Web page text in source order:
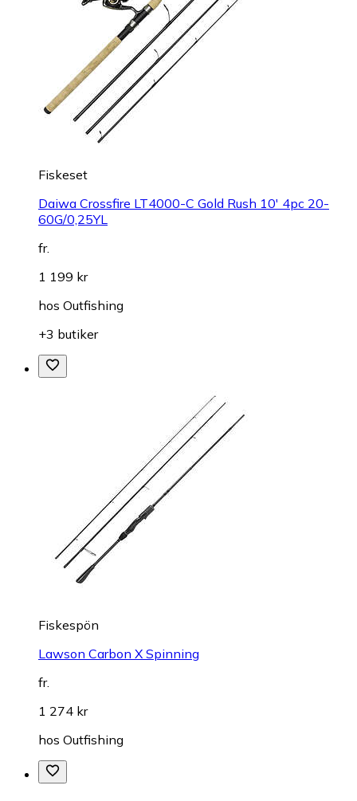
Fiskeset
Daiwa Crossfire LT4000-C Gold Rush 10' 4pc 20-
60G/0,25YL
fr.
1 199 kr
hos Outfishing
+3 butiker
Fiskespön
Lawson Carbon X Spinning
fr.
1 274 kr
hos Outfishing